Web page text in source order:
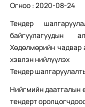
Огноо : 2020-08-24
Тендер
байгуулагуудын
Хөдөлмөрийн чадвар
хэвлэн нийлүүлэх
Тендер
Нийгмийн даатгалын
тендерт